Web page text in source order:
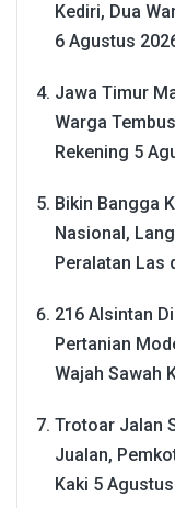
Kediri, Dua
6 Agustus
Jawa Timur
Warga
Rekening 5
Bikin Bangga
Nasional,
Peralatan Las
216 Alsintan
Pertanian
Wajah Sawah
Trotoar Jalan
Jualan,
Kaki 5